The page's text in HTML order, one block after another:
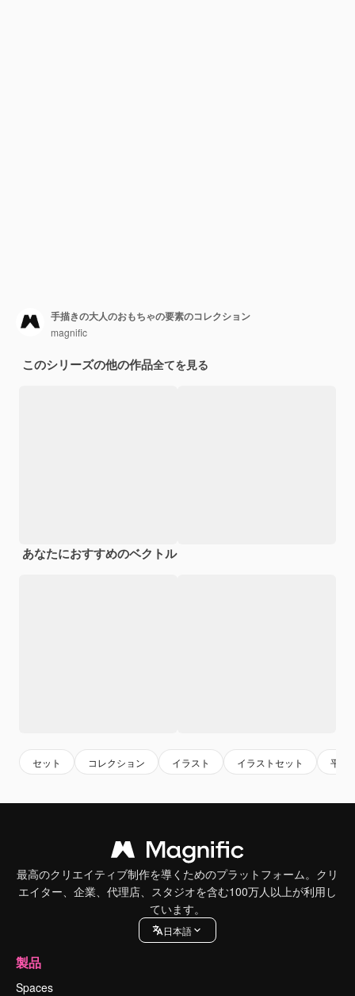
手描きの大人のおもちゃの要素のコレクション
magnific
このシリーズの他の作品全てを見る
あなたにおすすめのベクトル
セット コレクション イラスト イラストセット 平ら
最高のクリエイティブ制作を導くためのプラットフォーム。クリ
エイター、企業、代理店、スタジオを含む100万人以上が利用し
ています。
日本語
製品
Spaces